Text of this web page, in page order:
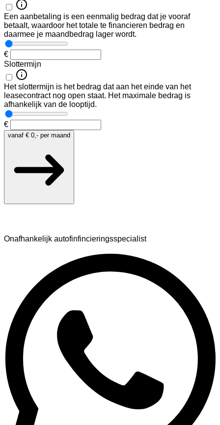
Een aanbetaling is een eenmalig bedrag dat je vooraf
betaalt, waardoor het totale te financieren bedrag en
daarmee je maandbedrag lager wordt.
€
Slottermijn
Het slottermijn is het bedrag dat aan het einde van het
leasecontract nog open staat. Het maximale bedrag is
afhankelijk van de looptijd.
€
vanaf € 0,- per maand
Onafhankelijk autofinfincieringsspecialist